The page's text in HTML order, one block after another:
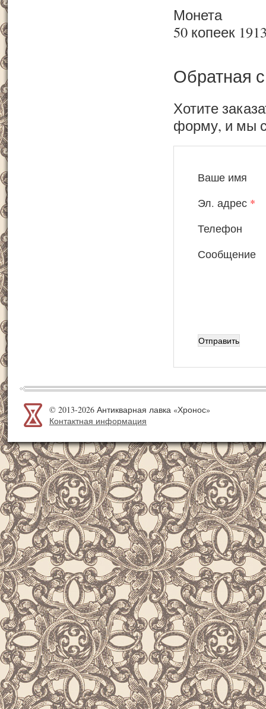
Монета
50 копеек
Обратная
Хотите
форму, и мы
Ваше имя
Эл. адрес *
Телефон
Сообщение
© 2013-2026 Антикварная лавка «Хронос»
Контактная информация